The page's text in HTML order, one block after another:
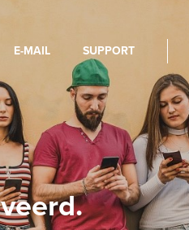
E-MAIL SUPPORT